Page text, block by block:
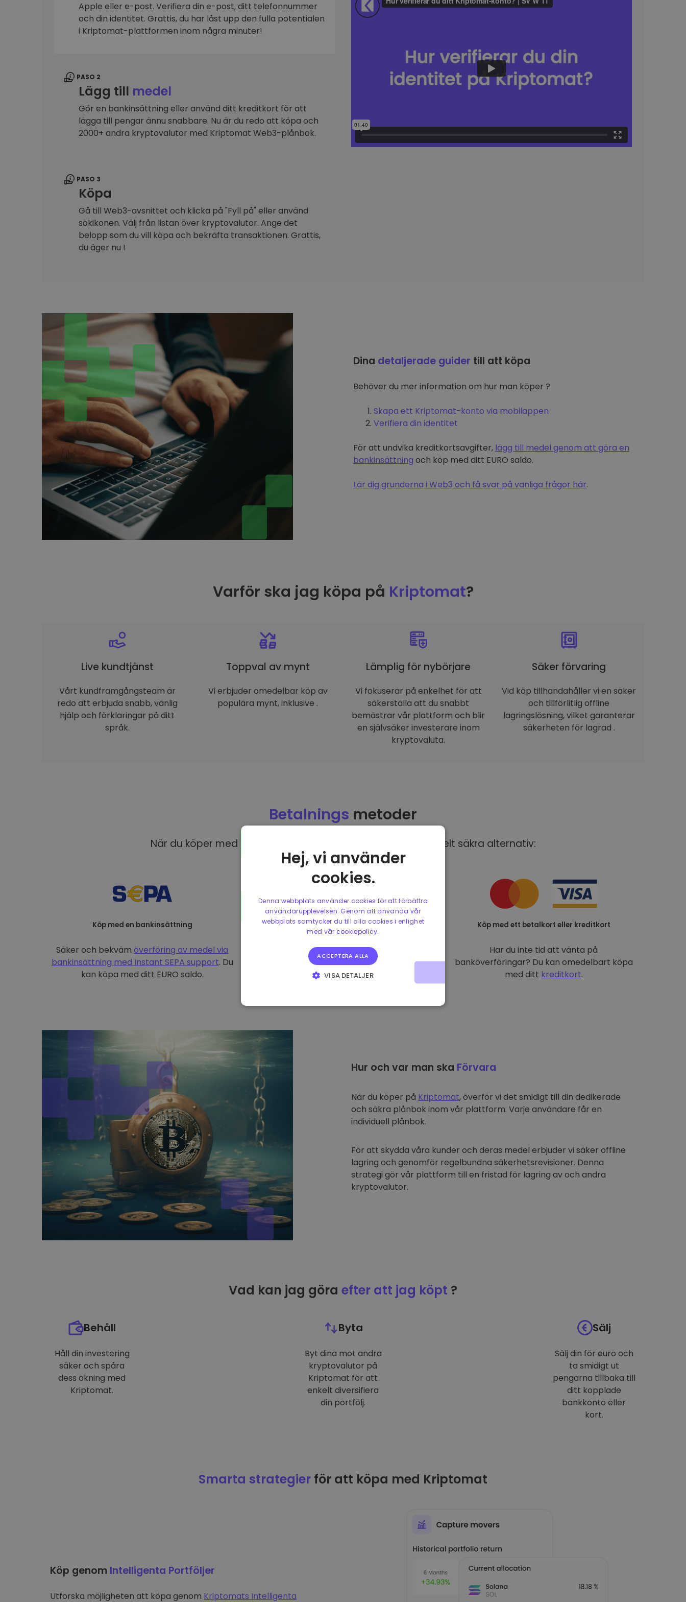
Investeringsutforskaren
Hitta din kryptostrategi
Apple eller e-post. Verifiera din e-post, ditt telefonnummer
och din identitet. Grattis, du har låst upp den fulla potentialen
i Kriptomat-plattformen inom några minuter!
PASO 2
Lägg till medel
Gör en bankinsättning eller använd ditt kreditkort för att
lägga till pengar ännu snabbare. Nu är du redo att köpa och
2000+ andra kryptovalutor med Kriptomat Web3-plånbok.
PASO 3
Köpa
Gå till Web3-avsnittet och klicka på "Fyll på" eller använd
sökikonen. Välj från listan över kryptovalutor. Ange det
belopp som du vill köpa och bekräfta transaktionen. Grattis,
du äger nu !
Dina detaljerade guider till att köpa
Behöver du mer information om hur man köper ?
Skapa ett Kriptomat-konto via mobilappen
Verifiera din identitet
För att undvika kreditkortsavgifter, lägg till medel genom att göra en
bankinsättning och köp med ditt EURO saldo.
Lär dig grunderna i Web3 och få svar på vanliga frågor här.
Varför ska jag köpa på Kriptomat?
Live kundtjänst
Vårt kundframgångsteam är
redo att erbjuda snabb, vänlig
hjälp och förklaringar på ditt
språk.
Toppval av mynt
Vi erbjuder omedelbar köp av
populära mynt, inklusive .
Lämplig för nybörjare
Vi fokuserar på enkelhet för att
säkerställa att du snabbt
bemästrar vår plattform och blir
en självsäker investerare inom
kryptovaluta.
Säker förvaring
Vid köp tillhandahåller vi en säker
och tillförlitlig offline
lagringslösning, vilket garanterar
säkerheten för lagrad .
Betalnings metoder
När du köper med EUR på Kriptomat har du tillgång till olika helt säkra alternativ:
Köp med en bankinsättning
Säker och bekvämöverföring av medel via
bankinsättning med Instant SEPA support. Du
kan köpa med ditt EURO saldo.
Köp med ett betalkort eller kreditkort
Har du inte tid att vänta på
banköverföringar? Du kan omedelbart köpa
med ditt kreditkort.
Hur och var man ska Förvara
När du köper på Kriptomat, överför vi det smidigt till din dedikerade
och säkra plånbok inom vår plattform. Varje användare får en
individuell plånbok.
För att skydda våra kunder och deras medel erbjuder vi säker offline
lagring och genomför regelbundna säkerhetsrevisioner. Denna
strategi gör vår plattform till en fristad för lagring av och andra
kryptovalutor.
Vad kan jag göra efter att jag köpt ?
Behåll
Håll din investering
säker och spåra
dess ökning med
Kriptomat.
Byta
Byt dina mot andra
kryptovalutor på
Kriptomat för att
enkelt diversifiera
din portfölj.
Sälj
Sälj din för euro och
ta smidigt ut
pengarna tillbaka till
ditt kopplade
bankkonto eller
kort.
Smarta strategier för att köpa med Kriptomat
Köp genom Intelligenta Portföljer
Utforska möjligheten att köpa genom Kriptomats Intelligenta
Hej, vi använder
cookies.
Denna webbplats använder cookies för att förbättra
användarupplevelsen. Genom att använda vår
webbplats samtycker du till alla cookies i enlighet
med vår cookiepolicy.
ACCEPTERA ALLA
VISA DETALJER